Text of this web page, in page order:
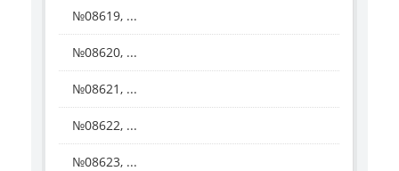
№08619, ...
№08620, ...
№08621, ...
№08622, ...
№08623, ...